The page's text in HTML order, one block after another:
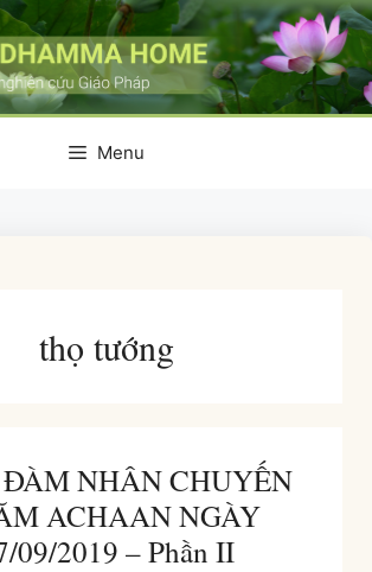
Menu
thọ tướng
NHÂN CHUYẾN
ACHAAN NGÀY
09/2019 – Phần II